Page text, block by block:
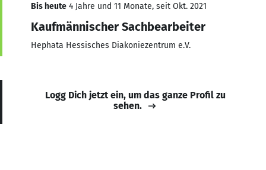
Bis heute 4 Jahre und 11 Monate, seit Okt. 2021
Kaufmännischer Sachbearbeiter
Hephata Hessisches Diakoniezentrum e.V.
Logg Dich jetzt ein, um das ganze Profil zu
sehen.